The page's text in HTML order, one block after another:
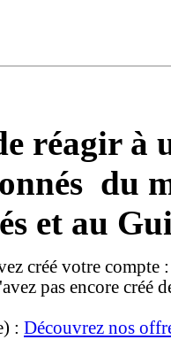
réagir à
du
et au
créé votre compte
pas encore créé
: Découvrez nos